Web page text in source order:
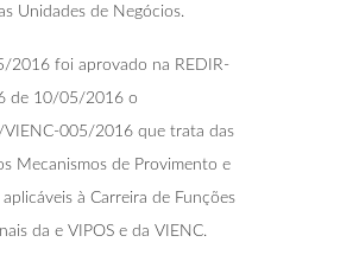
Unidades de Negócios.
2016 foi aprovado na REDIR-
de 10/05/2016 o
VIENC-005/2016 que trata das
Mecanismos de Provimento e
aplicáveis à Carreira de Funções
da e VIPOS e da VIENC.